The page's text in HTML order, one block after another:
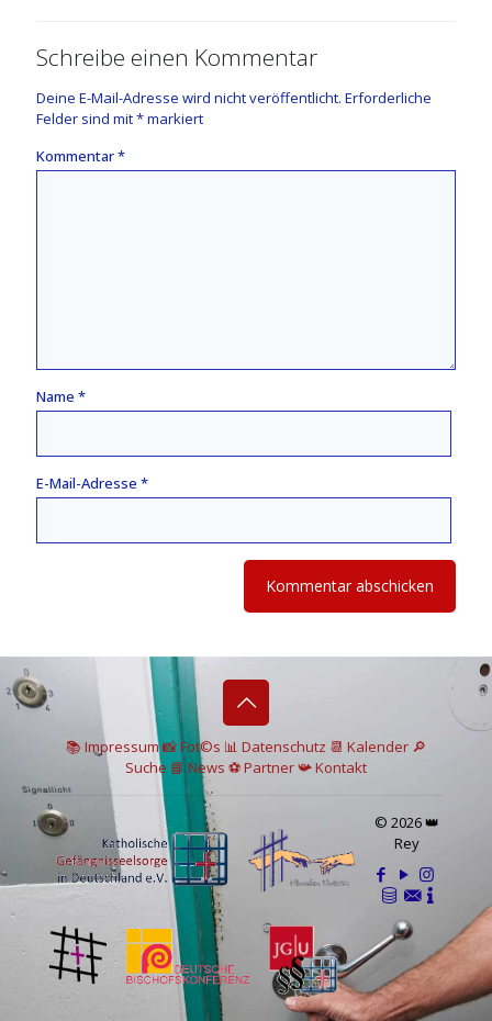
Schreibe einen Kommentar
Deine E-Mail-Adresse wird nicht veröffentlicht. Erforderliche
Felder sind mit*markiert
Kommentar*
Name *
E-Mail-Adresse *
📚 Impressum📸Fot©s 📊 Datenschutz 📆 Kalender 🔎
Suche 📘 News ⚽Partner📯Kontakt
© 2026 👑
Rey